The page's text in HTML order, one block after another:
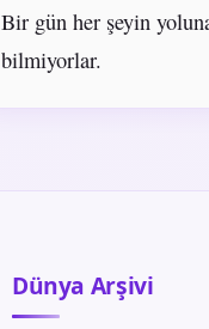
Bir gün her şeyin
bilmiyorlar.
Dünya Arşivi